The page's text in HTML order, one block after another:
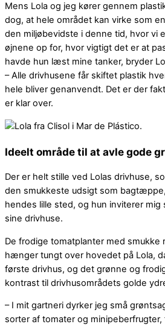
Mens Lola og jeg kører gennem
dog, at hele området kan virke som
den miljøbevidste i denne tid, hvor vi
øjnene op for, hvor vigtigt det er at
havde hun læst mine tanker, bryder
– Alle drivhusene får skiftet plastik
hele bliver genanvendt. Det er der
er klar over.
Ideelt område til at avle gode
Der er helt stille ved Lolas drivhuse,
den smukkeste udsigt som
hendes lille sted, og hun inviterer
sine drivhuse.
De frodige tomatplanter med
hænger tungt over hovedet på Lola,
første drivhus, og det grønne og
kontrast til drivhusområdets golde
– I mit gartneri dyrker jeg små
sorter af tomater og